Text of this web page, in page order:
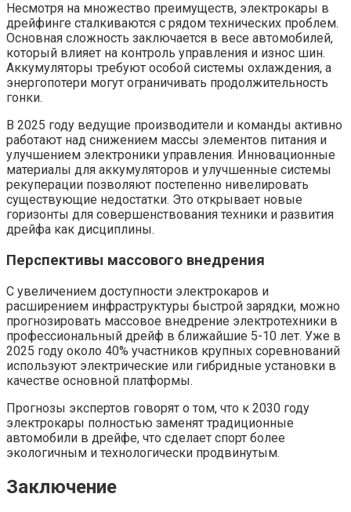
Несмотря на множество преимуществ, электрокары в
дрейфинге сталкиваются с рядом технических проблем.
Основная сложность заключается в весе автомобилей,
который влияет на контроль управления и износ шин.
Аккумуляторы требуют особой системы охлаждения, а
энергопотери могут ограничивать продолжительность
гонки.
В 2025 году ведущие производители и команды активно
работают над снижением массы элементов питания и
улучшением электроники управления. Инновационные
материалы для аккумуляторов и улучшенные системы
рекуперации позволяют постепенно нивелировать
существующие недостатки. Это открывает новые
горизонты для совершенствования техники и развития
дрейфа как дисциплины.
Перспективы массового внедрения
С увеличением доступности электрокаров и
расширением инфраструктуры быстрой зарядки, можно
прогнозировать массовое внедрение электротехники в
профессиональный дрейф в ближайшие 5-10 лет. Уже в
2025 году около 40% участников крупных соревнований
используют электрические или гибридные установки в
качестве основной платформы.
Прогнозы экспертов говорят о том, что к 2030 году
электрокары полностью заменят традиционные
автомобили в дрейфе, что сделает спорт более
экологичным и технологически продвинутым.
Заключение